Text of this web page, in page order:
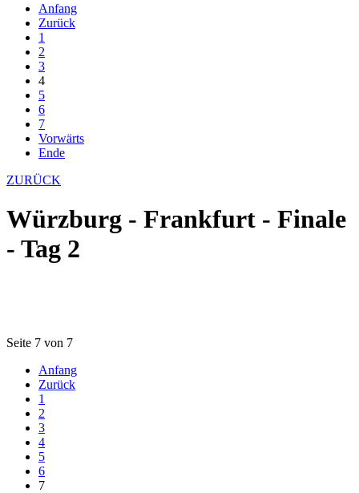
Anfang
Zurück
1
2
3
4
5
6
7
Vorwärts
Ende
ZURÜCK
Würzburg - Frankfurt - Finale
- Tag 2
Seite 7 von 7
Anfang
Zurück
1
2
3
4
5
6
7